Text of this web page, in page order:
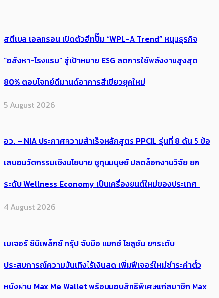
สตีเบล เอลทรอน เปิดตัวฮีทปั๊ม “WPL-A Trend” หนุนธุรกิจ
“อสังหา-โรงแรม” สู่เป้าหมาย ESG ลดการใช้พลังงานสูงสุด
80% ตอบโจทย์ดีมานด์อาคารสีเขียวยุคใหม่
5 August 2026
อว. – NIA ประกาศความสำเร็จหลักสูตร PPCIL รุ่นที่ 8 ดัน 5 ข้อ
เสนอนวัตกรรมเชิงนโยบาย ชูทุนมนุษย์ ปลดล็อกงานวิจัย ยก
ระดับ Wellness Economy เป็นเครื่องยนต์ใหม่ของประเทศ
4 August 2026
เมเจอร์ ซีนีเพล็กซ์ กรุ้ป จับมือ แมกซ์ โซลูชัน ยกระดับ
ประสบการณ์ความบันเทิงไร้เงินสด เพิ่มฟีเจอร์ใหม่ชำระค่าตั๋ว
หนังผ่าน Max Me Wallet พร้อมมอบสิทธิพิเศษแก่สมาชิก Max